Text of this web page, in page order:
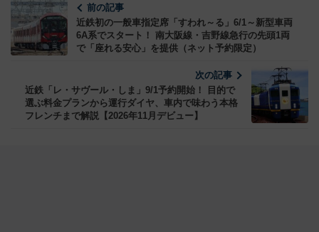
前の記事
近鉄初の一般車指定席「すわれ～る」6/1～新型車両
6A系でスタート！ 南大阪線・吉野線急行の先頭1両
で「座れる安心」を提供（ネット予約限定）
次の記事
近鉄「レ・サヴール・しま」9/1予約開始！ 目的で
選ぶ料金プランから運行ダイヤ、車内で味わう本格
フレンチまで解説【2026年11月デビュー】